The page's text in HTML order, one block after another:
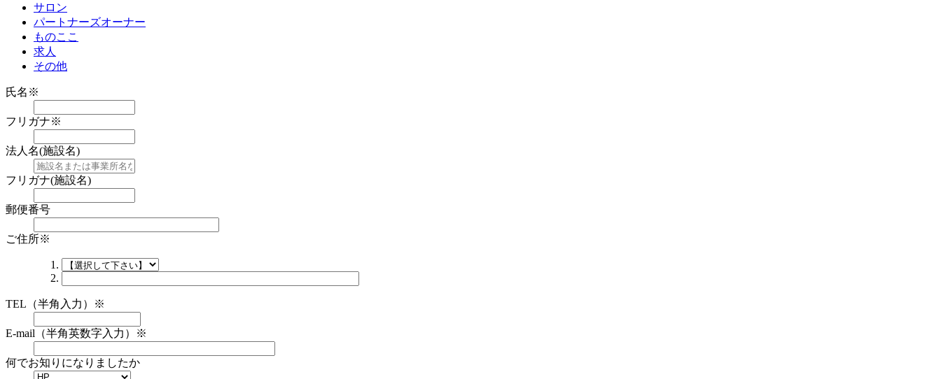
サロン
パートナーズオーナー
ものここ
求人
その他
氏名 ※
フリガナ※
法人名(施設名)
フリガナ(施設名)
郵便番号
ご住所※
TEL（半角入力） ※
E-mail（半角英数字入力） ※
何でお知りになりましたか